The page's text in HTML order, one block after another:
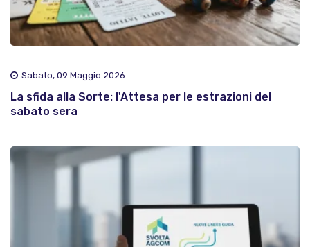
Sabato, 09 Maggio 2026
La sfida alla Sorte: l'Attesa per le estrazioni del
sabato sera